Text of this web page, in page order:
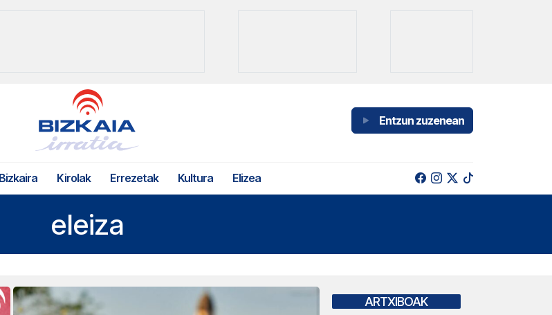
Entzun zuzenean
Kirolak Errezetak Kultura Elizea
eleiza
ARTXIBOAK